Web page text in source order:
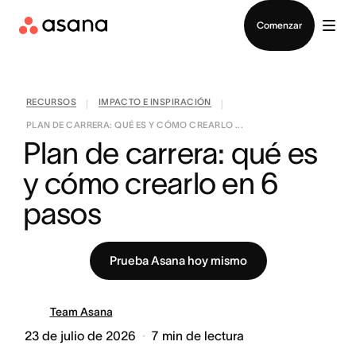
Comenzar
RECURSOS IMPACTO E INSPIRACIÓN
PLAN DE CARRERA: QUÉ ES Y CÓMO CREARLO ...
Plan de carrera: qué es
y cómo crearlo en 6
pasos
Prueba Asana hoy mismo
Team Asana
23 de julio de 2026 7 min de lectura